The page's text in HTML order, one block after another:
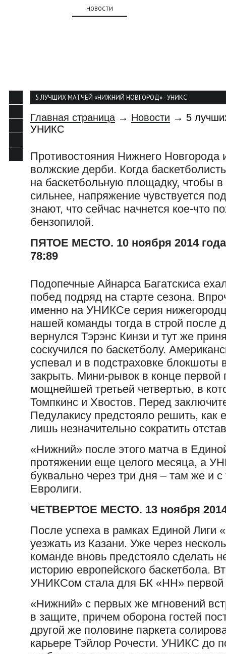
НОВОСТИ
5 ЛУЧШИХ МАТЧЕЙ «НИЖНИЙ НОВГОРОД» - УНИКС
Главная страница → Новости → 5
УНИКС
Противостояния Нижнего Новгорода
волжские дерби. Когда
на баскетбольную площадку, чтобы
сильнее, напряжение чувствуется
знают, что сейчас начнется кое-что
бензопилой.
ПЯТОЕ МЕСТО. 10 ноября 2014
78:89
Подопечные Айнарса Багатскиса
побед подряд на старте сезона.
именно на УНИКСе серия
нашей команды тогда в строй после
вернулся Тэрэнс Кинзи и тут же
соскучился по баскетболу.
успевал и в подстраховке
закрыть. Мини-рывок в конце
мощнейшей третьей четвертью, в
Томпкинс и Хвостов. Перед
Педулакису предстояло решить, как
лишь незначительно сократить
«Нижний» после этого матча в
протяжении еще целого месяца, а
буквально через три дня – там же и
Евролиги.
ЧЕТВЕРТОЕ МЕСТО. 13 ноября 2014
После успеха в рамках Единой
уезжать из Казани. Уже через
команде вновь предстояло сделать
историю европейского баскетбола.
УНИКСом стала для БК «НН» первой
«Нижний» с первых же мгновений
в защите, причем оборона гостей
другой же половине паркета
карьере Тэйлор Рочести. УНИКС до